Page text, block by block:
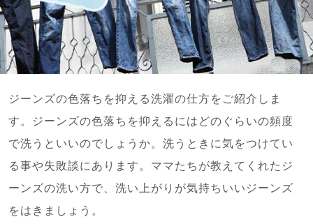
ジーンズの色落ちを抑える洗濯の仕方をご紹介しま
す。ジーンズの色落ちを抑えるにはどのぐらいの頻度
で洗うといいのでしょうか。洗うときに気をつけてい
る事や失敗談にあります。ママたちが教えてくれたジ
ーンズの洗い方で、洗い上がりが気持ちいいジーンズ
をはきましょう。